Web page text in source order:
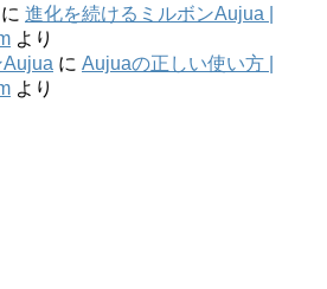
に 進化を続けるミルボンAujua |
より
に Aujuaの正しい使い方 |
より